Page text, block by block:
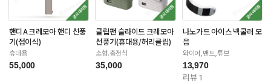
핸디A 크레모아 핸디 선풍
기(접이식)
휴대용
55,000
클립팬 슬라이드 크레모아
선풍기(휴대용/허리클립)
소형.충전식
35,000
나노가드 아이스 넥쿨러 모
음
와이어,밴드,튜브
13,970
리뷰 1